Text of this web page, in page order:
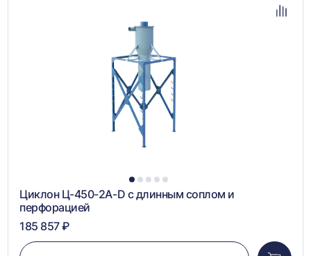
1 2 3 4 5
Циклон Ц-450-2A-D с длинным соплом и
перфорацией
185 857 ₽